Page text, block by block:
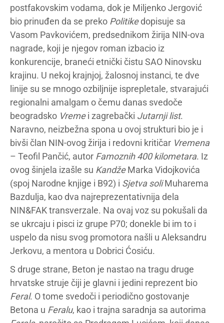
postfakovskim vodama, dok je Miljenko Jergović
bio prinuđen da se preko Politikedopisuje sa
Vasom Pavkovićem, predsednikom žirija NIN-ova
nagrade, koji je njegov roman izbacio iz
konkurencije, braneći etnički čistu SAO Ninovsku
krajinu. U nekoj krajnjoj, žalosnoj instanci, te dve
linije su se mnogo ozbiljnije isprepletale, stvarajući
regionalni amalgam o čemu danas svedoče
beogradsko Vremei zagrebački Jutarnji list.
Naravno, neizbežna spona u ovoj strukturi bio je i
bivši član NIN-ovog žirija i redovni kritičar Vremena
– Teofil Pančić, autor Famoznih 400 kilometara. Iz
ovog šinjela izašle su KandžeMarka Vidojkovića
(spoj Narodne knjige i B92) i Sjetva soliMuharema
Bazdulja, kao dva najreprezentativnija dela
NIN&FAK transverzale. Na ovaj voz su pokušali da
se ukrcaju i pisci iz grupe P70; donekle bi im to i
uspelo da nisu svog promotora našli u Aleksandru
Jerkovu, a mentora u Dobrici Ćosiću.
S druge strane, Beton je nastao na tragu druge
hrvatske struje čiji je glavni i jedini reprezent bio
Feral. O tome svedoči i periodično gostovanje
Betona u Feralu, kao i trajna saradnja sa autorima